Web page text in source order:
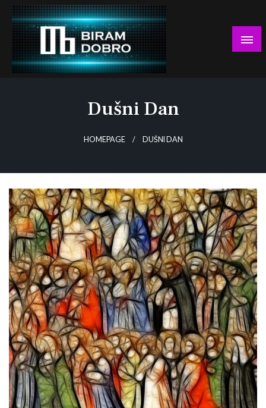
Skip
content
Dušni Dan
HOMEPAGE DUŠNI DAN